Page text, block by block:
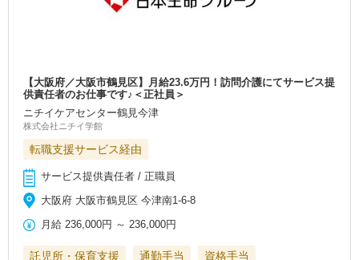
【大阪府／大阪市鶴見区】月給23.6万円！訪問介護にてサービス提
供責任者のお仕事です♪＜正社員＞
ニチイケアセンター鶴見今津
株式会社ニチイ学館
転職支援サービス経由
サービス提供責任者 / 正職員
大阪府 大阪市鶴見区 今津南1-6-8
月給 236,000円 ～ 236,000円
託児所・保育支援 通勤手当
資格手当